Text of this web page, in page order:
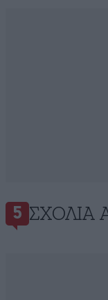
5 ΣΧΌΛΙΑ